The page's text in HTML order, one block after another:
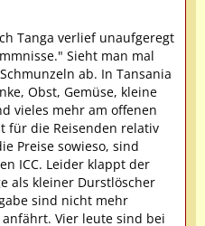
jemand aus der Menge
auch unsere Rettung,
legten wir das blutende
des Autos und fuhren
Coyah. Dort wurden
schon empfangen
die Notaufnahme
erbrachte die
entwickelte sich über
wahren Krimi, den ich
werde.
es bedeutet, jemanden
Tanga verlief unaufgeregt
Sieht man mal
ab. In Tansania
Obst, Gemüse, kleine
vieles mehr am offenen
für die Reisenden relativ
Preise sowieso, sind
ICC. Leider klappt der
als kleiner Durstlöscher
sind nicht mehr
Vier leute sind bei